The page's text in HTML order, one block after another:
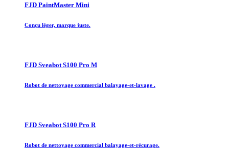
FJD PaintMaster Mini
Conçu léger, marque juste.
FJD Sveabot S100 Pro M
Robot de nettoyage commercial balayage-et-lavage .
FJD Sveabot S100 Pro R
Robot de nettoyage commercial balayage-et-récurage.